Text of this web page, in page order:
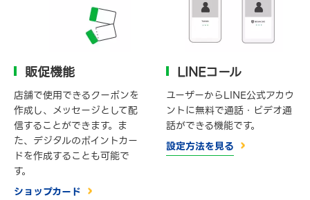
販促機能
店舗で使用できるクーポンを
作成し、メッセージとして配
信することができます。ま
た、デジタルのポイントカー
ドを作成することも可能で
す。
ショップカード
LINEコール
ユーザーからLINE公式アカウ
ントに無料で通話・ビデオ通
話ができる機能です。
設定方法を見る